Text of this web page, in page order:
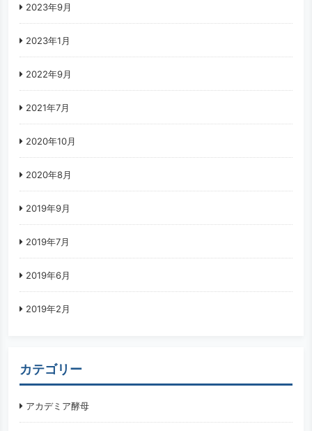
2023年9月
2023年1月
2022年9月
2021年7月
2020年10月
2020年8月
2019年9月
2019年7月
2019年6月
2019年2月
カテゴリー
アカデミア酵母